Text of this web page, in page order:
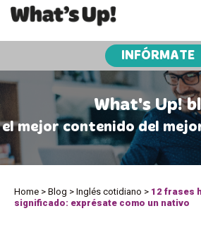
INFÓRMATE
What's Up!
el mejor contenido del
Home > Blog > Inglés cotidiano > 12 frases
significado: exprésate como un nativo